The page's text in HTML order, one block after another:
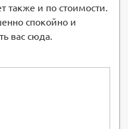
также и по стоимости.
спокойно и
вас сюда.